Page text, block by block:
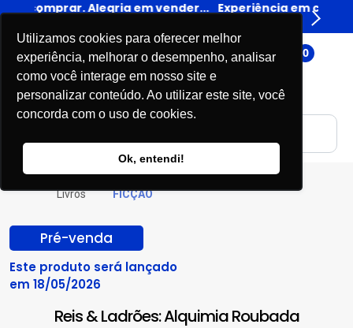
Utilizamos cookies para oferecer melhor
experiência, melhorar o desempenho, analisar
como você interage em nosso site e
personalizar conteúdo. Ao utilizar este site, você
concorda com o uso de cookies.
Ok, entendi!
Experiência em comprar. Alegria em vender...
0
Livros FICÇÃO
Pré-venda
Este produto será lançado
em 18/05/2026
Reis & Ladrões: Alquimia Roubada